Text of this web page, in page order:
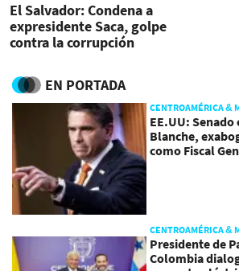
El Salvador: Condena a
expresidente Saca, golpe
contra la corrupción
EN PORTADA
CENTROAMÉRICA &
EE.UU:
Blanche,
como Fiscal
CENTROAMÉRICA &
Presidente de
Colombia